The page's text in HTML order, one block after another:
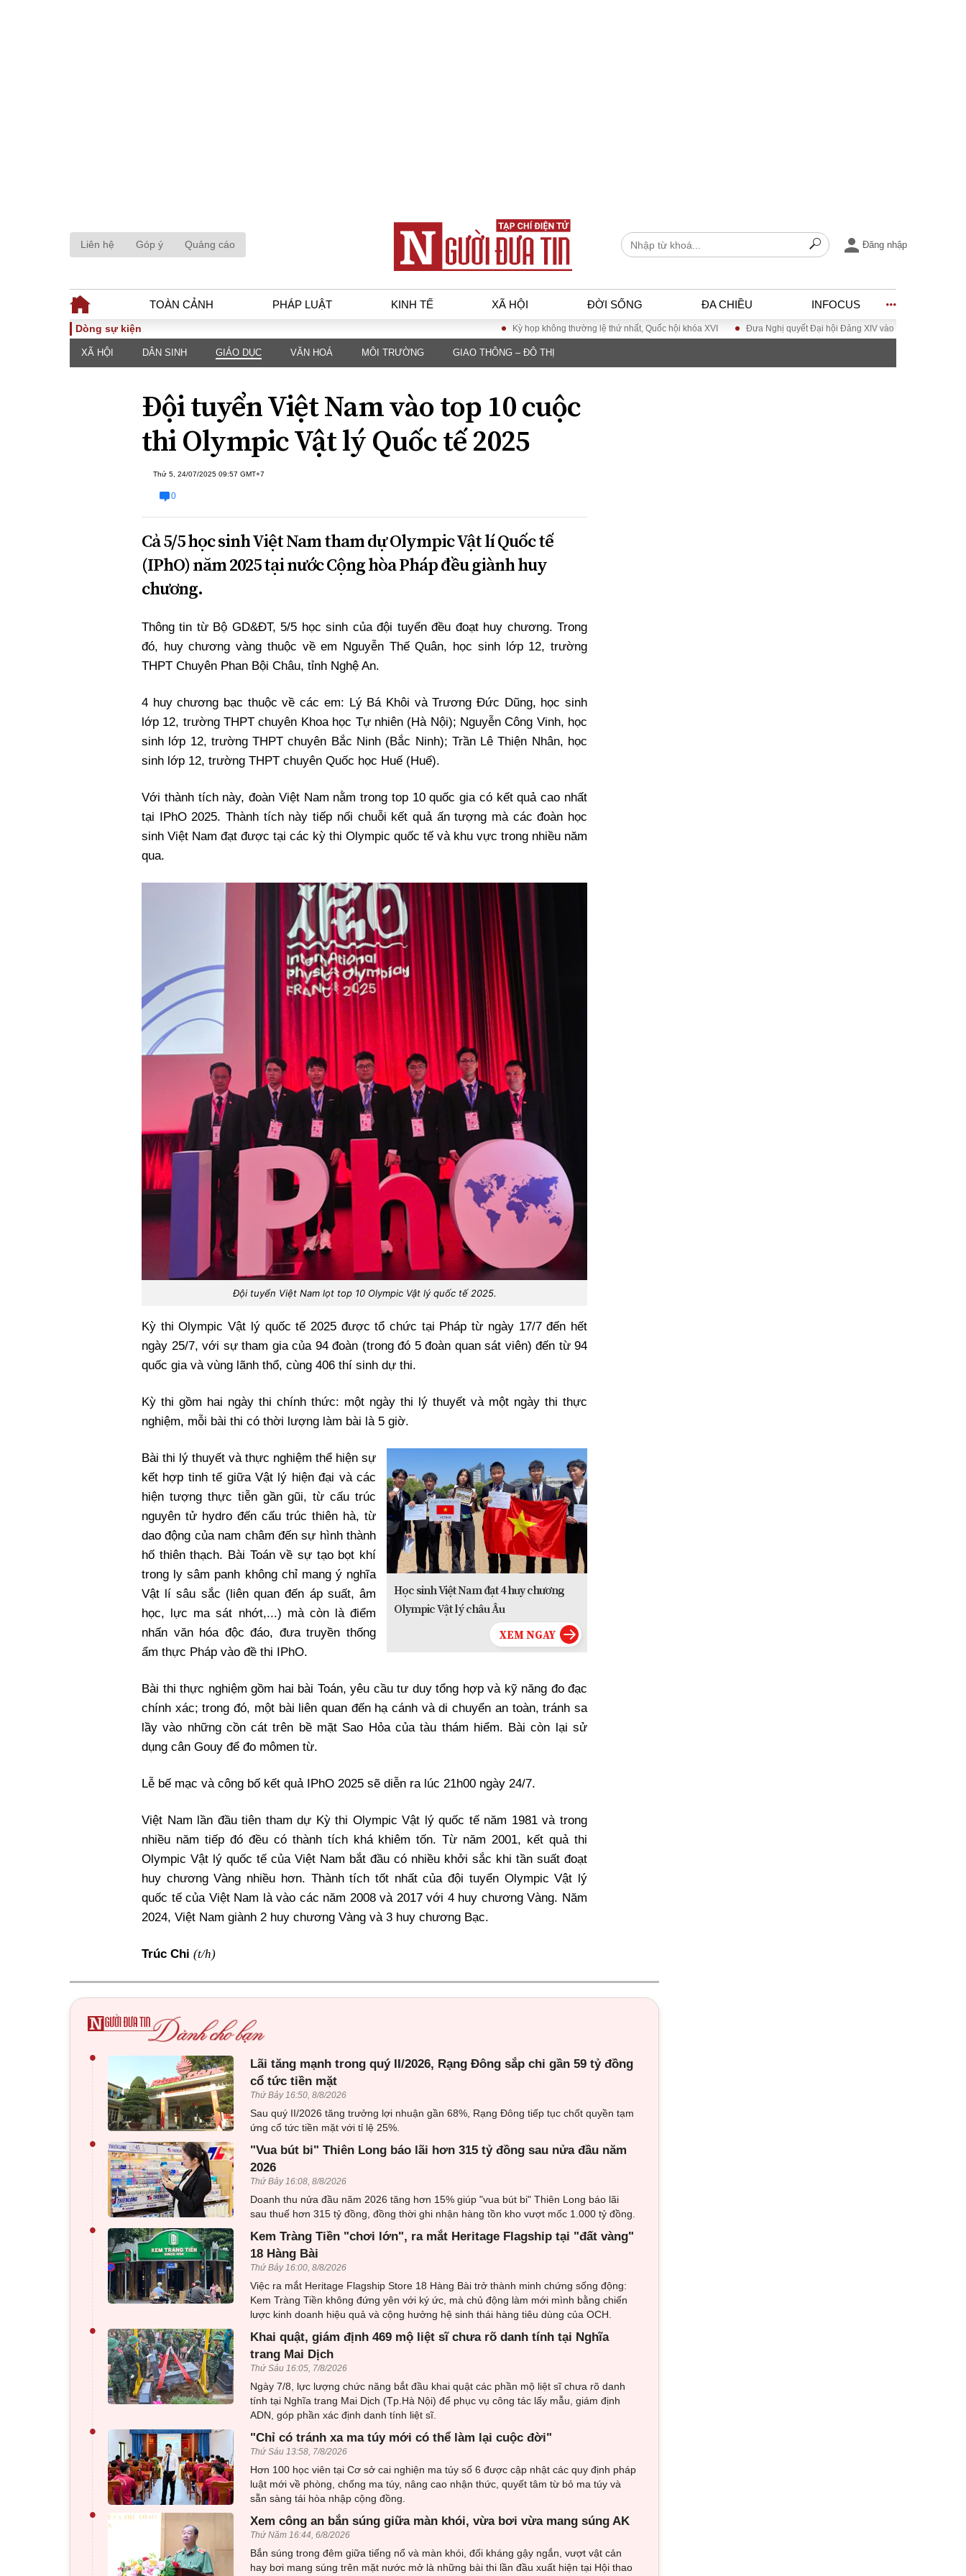
Liên hệ Góp ý Quảng cáo Đăng nhập
TOÀN CẢNH PHÁP LUẬT KINH TẾ XÃ HỘI ĐỜI SỐNG ĐA CHIỀU INFOCUS
TOÀN CẢNH
Chính sách
Đối thoại
PHÁP LUẬT
luật
Góc nhìn luật gia
Hồ sơ điều tra
Tiếng nói công dân
KINH TẾ
Tài chính - Ngân
hàng
Kinh tế vĩ mô
luận
Công nghệ
Quan điểm
Xi nhan Trái Phải
Bạn đọc viết
Dòng sự kiện Kỳ họp không thường lệ thứ nhất, Quốc hội khóa XVI Đưa Nghị quyết Đại hội Đảng XIV vào cuộc sống
XÃ HỘI DÂN SINH GIÁO DỤC VĂN HOÁ MÔI TRƯỜNG GIAO THÔNG – ĐÔ THỊ
Đội tuyển Việt Nam vào top 10 cuộc
thi Olympic Vật lý Quốc tế 2025
Thứ 5, 24/07/2025 09:57 GMT+7
0
Cả 5/5 học sinh Việt Nam tham dự Olympic Vật lí Quốc tế
(IPhO) năm 2025 tại nước Cộng hòa Pháp đều giành huy
chương.
Thông tin từ Bộ GD&ĐT, 5/5 học sinh của đội tuyển đều đoạt huy chương. Trong
đó, huy chương vàng thuộc về em Nguyễn Thế Quân, học sinh lớp 12, trường
THPT Chuyên Phan Bội Châu, tỉnh Nghệ An.
4 huy chương bạc thuộc về các em: Lý Bá Khôi và Trương Đức Dũng, học sinh
lớp 12, trường THPT chuyên Khoa học Tự nhiên (Hà Nội); Nguyễn Công Vinh, học
sinh lớp 12, trường THPT chuyên Bắc Ninh (Bắc Ninh); Trần Lê Thiện Nhân, học
sinh lớp 12, trường THPT chuyên Quốc học Huế (Huế).
Với thành tích này, đoàn Việt Nam nằm trong top 10 quốc gia có kết quả cao nhất
tại IPhO 2025. Thành tích này tiếp nối chuỗi kết quả ấn tượng mà các đoàn học
sinh Việt Nam đạt được tại các kỳ thi Olympic quốc tế và khu vực trong nhiều năm
qua.
Đội tuyển Việt Nam lọt top 10 Olympic Vật lý quốc tế 2025.
Kỳ thi Olympic Vật lý quốc tế 2025 được tổ chức tại Pháp từ ngày 17/7 đến hết
ngày 25/7, với sự tham gia của 94 đoàn (trong đó 5 đoàn quan sát viên) đến từ 94
quốc gia và vùng lãnh thổ, cùng 406 thí sinh dự thi.
Kỳ thi gồm hai ngày thi chính thức: một ngày thi lý thuyết và một ngày thi thực
nghiệm, mỗi bài thi có thời lượng làm bài là 5 giờ.
Học sinh Việt Nam đạt 4 huy chương
Olympic Vật lý châu Âu
Bài thi lý thuyết và thực nghiệm thể hiện sự
kết hợp tinh tế giữa Vật lý hiện đại và các
hiện tượng thực tiễn gần gũi, từ cấu trúc
nguyên tử hydro đến cấu trúc thiên hà, từ
dao động của nam châm đến sự hình thành
hố thiên thạch. Bài Toán về sự tạo bọt khí
trong ly sâm panh không chỉ mang ý nghĩa
Vật lí sâu sắc (liên quan đến áp suất, âm
học, lực ma sát nhớt,...) mà còn là điểm
nhấn văn hóa độc đáo, đưa truyền thống
ẩm thực Pháp vào đề thi IPhO.
Bài thi thực nghiệm gồm hai bài Toán, yêu cầu tư duy tổng hợp và kỹ năng đo đạc
chính xác; trong đó, một bài liên quan đến hạ cánh và di chuyển an toàn, tránh sa
lầy vào những cồn cát trên bề mặt Sao Hỏa của tàu thám hiểm. Bài còn lại sử
dụng cân Gouy để đo mômen từ.
Lễ bế mạc và công bố kết quả IPhO 2025 sẽ diễn ra lúc 21h00 ngày 24/7.
Việt Nam lần đầu tiên tham dự Kỳ thi Olympic Vật lý quốc tế năm 1981 và trong
nhiều năm tiếp đó đều có thành tích khá khiêm tốn. Từ năm 2001, kết quả thi
Olympic Vật lý quốc tế của Việt Nam bắt đầu có nhiều khởi sắc khi tần suất đoạt
huy chương Vàng nhiều hơn. Thành tích tốt nhất của đội tuyển Olympic Vật lý
quốc tế của Việt Nam là vào các năm 2008 và 2017 với 4 huy chương Vàng. Năm
2024, Việt Nam giành 2 huy chương Vàng và 3 huy chương Bạc.
Trúc Chi (t/h)
•
Lãi tăng mạnh trong quý II/2026, Rạng Đông sắp chi gần 59 tỷ đồng
cổ tức tiền mặt
Thứ Bảy 16:50, 8/8/2026
Sau quý II/2026 tăng trưởng lợi nhuận gần 68%, Rạng Đông tiếp tục chốt quyền tạm
ứng cổ tức tiền mặt với tỉ lệ 25%.
•
"Vua bút bi" Thiên Long báo lãi hơn 315 tỷ đồng sau nửa đầu năm
2026
Thứ Bảy 16:08, 8/8/2026
Doanh thu nửa đầu năm 2026 tăng hơn 15% giúp "vua bút bi" Thiên Long báo lãi
sau thuế hơn 315 tỷ đồng, đồng thời ghi nhận hàng tồn kho vượt mốc 1.000 tỷ đồng.
•
Kem Tràng Tiền "chơi lớn", ra mắt Heritage Flagship tại "đất vàng"
18 Hàng Bài
Thứ Bảy 16:00, 8/8/2026
Việc ra mắt Heritage Flagship Store 18 Hàng Bài trở thành minh chứng sống động:
Kem Tràng Tiền không đứng yên với ký ức, mà chủ động làm mới mình bằng chiến
lược kinh doanh hiệu quả và cộng hưởng hệ sinh thái hàng tiêu dùng của OCH.
•
Khai quật, giám định 469 mộ liệt sĩ chưa rõ danh tính tại Nghĩa
trang Mai Dịch
Thứ Sáu 16:05, 7/8/2026
Ngày 7/8, lực lượng chức năng bắt đầu khai quật các phần mộ liệt sĩ chưa rõ danh
tính tại Nghĩa trang Mai Dịch (Tp.Hà Nội) để phục vụ công tác lấy mẫu, giám định
ADN, góp phần xác định danh tính liệt sĩ.
• "Chỉ có tránh xa ma túy mới có thể làm lại cuộc đời"
Thứ Sáu 13:58, 7/8/2026
Hơn 100 học viên tại Cơ sở cai nghiện ma túy số 6 được cập nhật các quy định pháp
luật mới về phòng, chống ma túy, nâng cao nhận thức, quyết tâm từ bỏ ma túy và
sẵn sàng tái hòa nhập cộng đồng.
• Xem công an bắn súng giữa màn khói, vừa bơi vừa mang súng AK
Thứ Năm 16:44, 6/8/2026
Bắn súng trong đêm giữa tiếng nổ và màn khói, đối kháng gậy ngắn, vượt vật cản
hay bơi mang súng trên mặt nước mở là những bài thi lần đầu xuất hiện tại Hội thao